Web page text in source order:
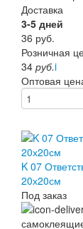
Доставка
3-5 дней
36 руб.
Розничная
34 руб.i
Оптовая
K 07
20х20см
Под заказ